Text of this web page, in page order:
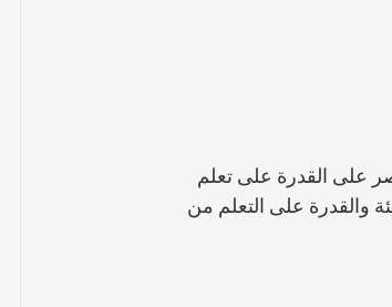
على القدرة على تعلم
والقدرة على التعلم من